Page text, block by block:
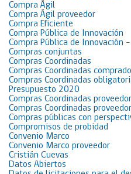
Compra Ágil
Compra Ágil proveedor
Compra Eficiente
Compra Pública de Innovación
Compra Pública de Innovación –
Compras conjuntas
Compras Coordinadas
Compras Coordinadas
Compras Coordinadas
Presupuesto 2020
Compras Coordinadas proveedor
Compras Coordinadas
Compras públicas con
Compromisos de probidad
Convenio Marco
Convenio Marco proveedor
Cristián Cuevas
Datos Abiertos